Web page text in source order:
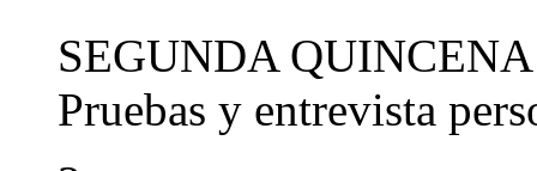
SEGUNDA
Pruebas y entrevista